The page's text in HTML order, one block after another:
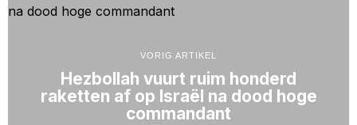
VORIG ARTIKEL
Hezbollah vuurt ruim honderd
raketten af op Israël na dood hoge
commandant